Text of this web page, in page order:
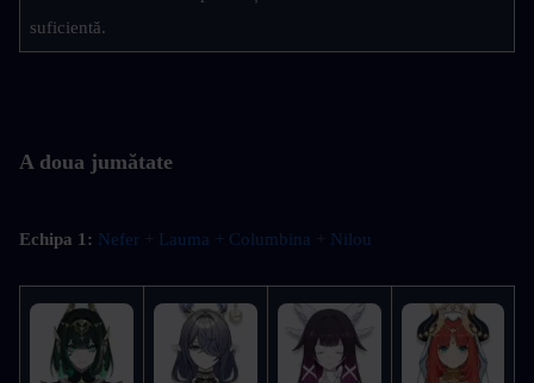
suficientă.
A doua jumătate
Echipa 1: Nefer + Lauma + Columbina + Nilou